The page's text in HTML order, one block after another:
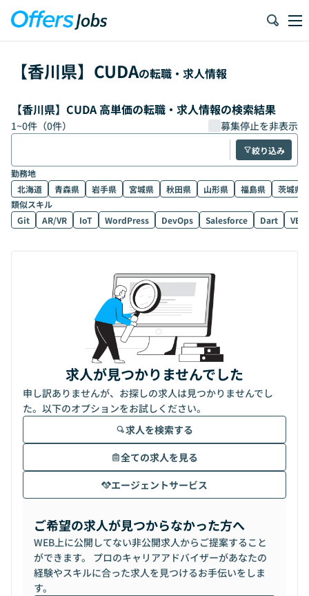
【香川県】 CUDAの転職・求人情報
【香川県】CUDA 高単価の転職・求人情報の検索結果
1~0件（0件） 募集停止を非表示
絞り込み
勤務地
北海道
青森県 岩手県 宮城県 秋田県 山形県 福島県
茨城県
類似スキル
Git
AR/VR IoT WordPress DevOps Salesforce Dart
求人が見つかりませんでした
申し訳ありませんが、お探しの求人は見つかりませんでし
た。以下のオプションをお試しください。
求人を検索する
全ての求人を見る
エージェントサービス
ご希望の求人が見つからなかった方へ
WEB上に公開してない非公開求人からご提案すること
ができます。 プロのキャリアアドバイザーがあなたの
経験やスキルに合った求人を見つけるお手伝いをしま
す。